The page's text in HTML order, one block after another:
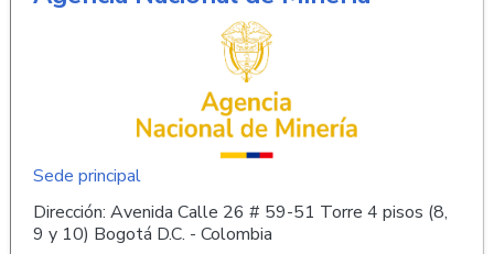
Sede principal
Dirección: Avenida Calle 26 # 59-51 Torre 4 pisos (8,
9 y 10) Bogotá D.C. - Colombia